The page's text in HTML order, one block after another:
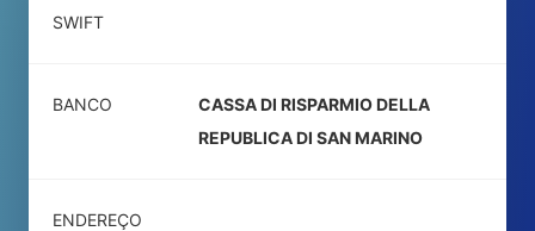
SWIFT
BANCO
CASSA DI RISPARMIO DELLA
REPUBLICA DI SAN MARINO
ENDEREÇO